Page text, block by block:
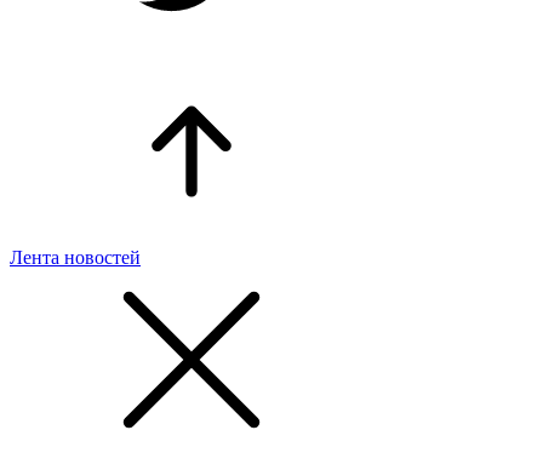
Лента новостей